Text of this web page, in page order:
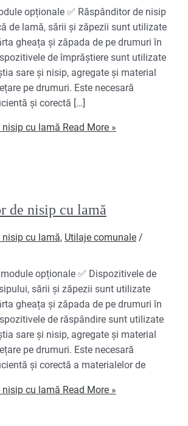
opționale ✅ Răspânditor de nisip
de lamă, sării și zăpezii sunt utilizate
gheața și zăpada de pe drumuri în
de împrăștiere sunt utilizate
sare și nisip, agregate și material
pe drumuri. Este necesară
și corectă […]
nisip cu lamă Read More »
de nisip cu lamă
nisip cu lamă, Utilaje comunale/
opționale ✅ Dispozitivele de
sării și zăpezii sunt utilizate
gheața și zăpada de pe drumuri în
de răspândire sunt utilizate
sare și nisip, agregate și material
pe drumuri. Este necesară
și corectă a materialelor de
nisip cu lamă Read More »